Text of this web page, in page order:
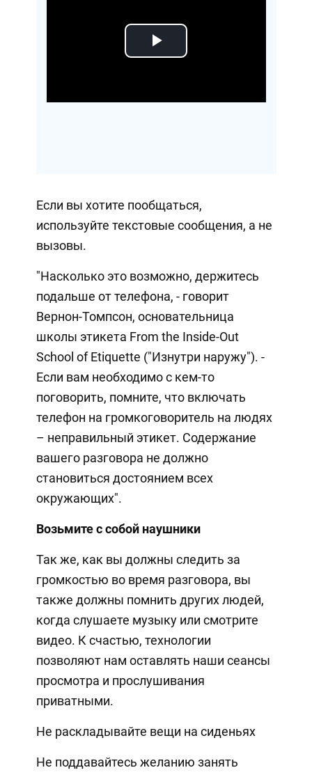
Play
Если вы хотите пообщаться,
используйте текстовые сообщения, а не
вызовы.
"Насколько это возможно, держитесь
подальше от телефона, - говорит
Вернон-Томпсон, основательница
школы этикета From the Inside-Out
School of Etiquette ("Изнутри наружу"). -
Если вам необходимо с кем-то
поговорить, помните, что включать
телефон на громкоговоритель на людях
– неправильный этикет. Содержание
вашего разговора не должно
становиться достоянием всех
окружающих".
Возьмите с собой наушники
Так же, как вы должны следить за
громкостью во время разговора, вы
также должны помнить других людей,
когда слушаете музыку или смотрите
видео. К счастью, технологии
позволяют нам оставлять наши сеансы
просмотра и прослушивания
приватными.
Не раскладывайте вещи на сиденьях
Не поддавайтесь желанию занять